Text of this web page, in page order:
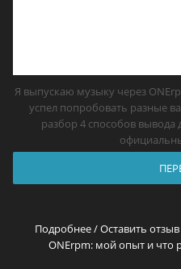
Я выпускаю музыку через
успел попробовать разные
разбор 4 способов вывода
Подробнее / Оставить
ONErpm: мой опыт и что